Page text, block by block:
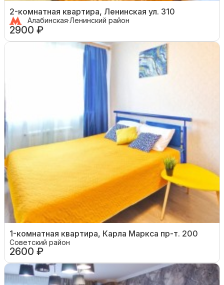
2-комнатная квартира, Ленинская ул. 310
Алабинская·Ленинский район
2900 ₽
1-комнатная квартира, Карла Маркса пр-т. 200
Советский район
2600 ₽